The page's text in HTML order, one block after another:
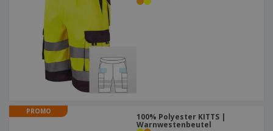
PROMO
100% Polyester KITTS |
Warnwestenbeutel